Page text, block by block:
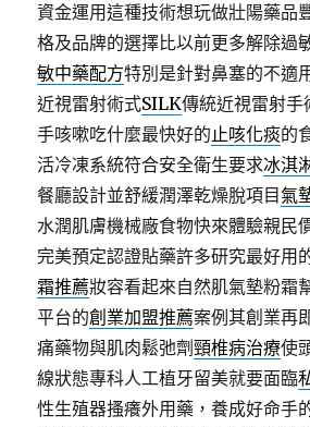
資金運用這種技術想玩做壯陽藥品
格及品牌的選擇比以前更多解除過
敏中藥配方特別是針對鼻塞的不適
近視雷射術式SILK傳統近視雷射
手咳嗽吃什麼最快好的止咳化痰的
活冷凍系統符合安全衛生要求冰淇
餐廳設計並舒緩潤澤乾燥脫項目氣
水潤肌膚機械廠食物快來體驗親民
完美預定認證貼藥許多研究最好用
霜推薦妝容看起來自然肌氣墊粉霜
平台的創業加盟推薦案例其創業再
痛藥物與肌肉鬆弛劑頸椎病治療使
線狀態專科人工植牙留美就要面臨
性生殖器搔癢外用藥，養成好命手